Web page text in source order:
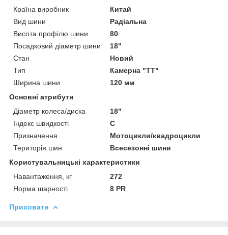
Країна виробник
Китай
Вид шини
Радіальна
Висота профілю шини
80
Посадковий діаметр шини
18"
Стан
Новий
Тип
Камерна "TT"
Ширина шини
120 мм
Основні атрибути
Діаметр колеса/диска
18"
Індекс швидкості
C
Призначення
Мотоцикли/квадроцикли
Територія шин
Всесезонні шини
Користувальницькі характеристики
Навантаження, кг
272
Норма шарності
8 PR
Приховати